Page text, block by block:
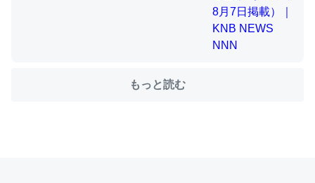
ちぼちRingも置こうかと画策中。あと、Googleマップで
もっと読む